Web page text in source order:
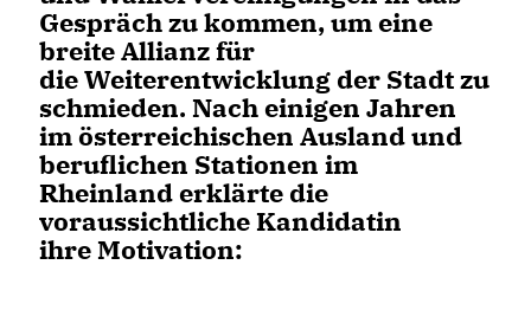
Gespräch zu kommen, um eine
breite Allianz für
die Weiterentwicklung der Stadt zu
schmieden. Nach einigen Jahren
im österreichischen Ausland und
beruflichen Stationen im
Rheinland erklärte die
voraussichtliche Kandidatin
ihre Motivation: